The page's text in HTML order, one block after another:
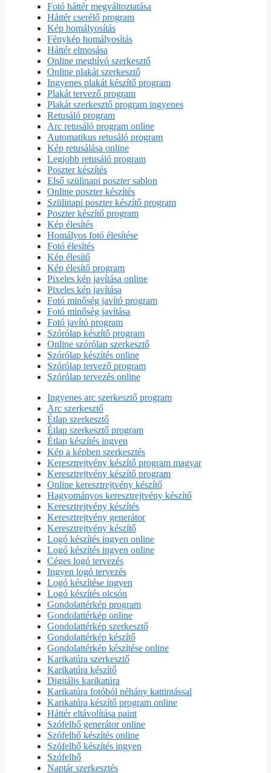
Fotó háttér megváltoztatása
Háttér cserélő program
Kép homályosítás
Fénykép homályosítás
Háttér elmosása
Online meghívó szerkesztő
Online plakát szerkesztő
Ingyenes plakát készítő program
Plakát tervező program
Plakát szerkesztő program ingyenes
Retusáló program
Arc retusáló program online
Automatikus retusáló program
Kép retusálása online
Legjobb retusáló program
Poszter készítés
Első szülinapi poszter sablon
Online poszter készítés
Szülinapi poszter készítő program
Poszter készítő program
Kép élesítés
Homályos fotó élesítése
Fotó élesítés
Kép élesítő
Kép élesítő program
Pixeles kép javítása online
Pixeles kép javítása
Fotó minőség javító program
Fotó minőség javítása
Fotó javító program
Szórólap készítő program
Online szórólap szerkesztő
Szórólap készítés online
Szórólap tervező program
Szórólap tervezés online
Ingyenes arc szerkesztő program
Arc szerkesztő
Étlap szerkesztő
Étlap szerkesztő program
Étlap készítés ingyen
Kép a képben szerkesztés
Keresztrejtvény készítő program magyar
Keresztrejtvény készítő program
Online keresztrejtvény készítő
Hagyományos keresztrejtvény készítő
Keresztrejtvény készítés
Keresztrejtvény generátor
Keresztrejtvény készítő
Logó készítés ingyen online
Logó készítés ingyen online
Céges logó tervezés
Ingyen logó tervezés
Logó készítése ingyen
Logó készítés olcsón
Gondolattérkép program
Gondolattérkép online
Gondolattérkép szerkesztő
Gondolattérkép készítő
Gondolattérkép készítése online
Karikatúra szerkesztő
Karikatúra készítő
Digitális karikatúra
Karikatúra fotóból néhány kattintással
Karikatúra készítő program online
Háttér eltávolítása paint
Szófelhő generátor online
Szófelhő készítés online
Szófelhő készítés ingyen
Szófelhő
Naptár szerkesztés